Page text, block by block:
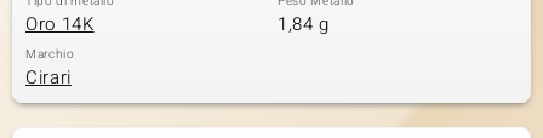
Oro 14K 1,84 g
Marchio
Cirari